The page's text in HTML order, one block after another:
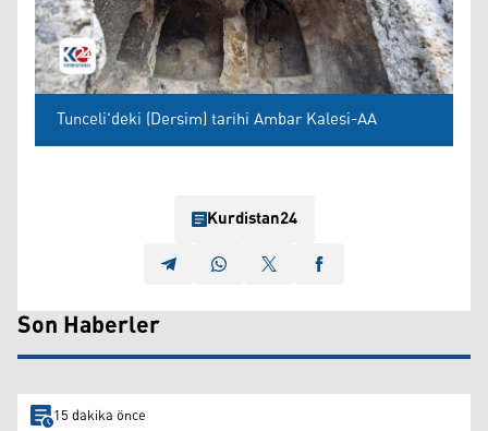
Tunceli'deki (Dersim) tarihi Ambar Kalesi-AA
Kurdistan24
Son Haberler
15 dakika önce